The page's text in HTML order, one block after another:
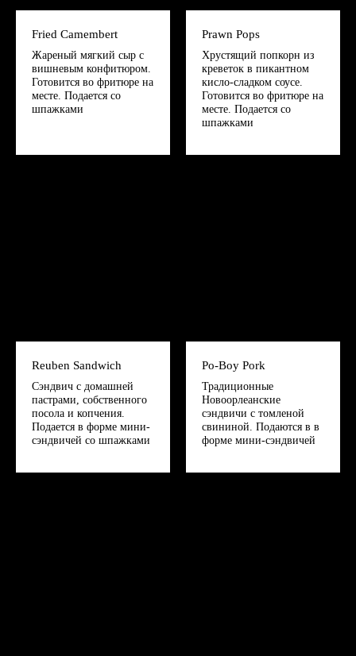
Fried Camembert
Жареный мягкий сыр с
вишневым конфитюром.
Готовится во фритюре на
месте. Подается со
шпажками
Prawn Pops
Хрустящий попкорн из
креветок в пикантном
кисло-сладком соусе.
Готовится во фритюре на
месте. Подается со
шпажками
Reuben Sandwich
Сэндвич с домашней
пастрами, собственного
посола и копчения.
Подается в форме мини-
сэндвичей со шпажками
Po-Boy Pork
Традиционные
Новоорлеанские
сэндвичи с томленой
свининой. Подаются в в
форме мини-сэндвичей